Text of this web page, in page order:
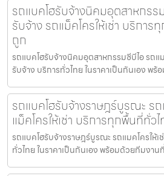
รถแบคโฮรับจ้างนิคมอุตสาหกรร
รับจ้าง รถแม็คโครให้เช่า บริการ
ถูก
รถแบคโฮรับจ้างนิคมอุตสาหกรรมซีบีไอ รถแม
รับจ้าง บริการทั่วไทย ในราคาเป็นกันเอง พ
รถแบคโฮรับจ้างราษฎร์บูรณะ ร
แม็คโครให้เช่า บริการทุกพื้นที่ทั่ว
รถแบคโฮรับจ้างราษฎร์บูรณะ รถแมคโครให้เ
ทั่วไทย ในราคาเป็นกันเอง พร้อมด้วยทีมงา